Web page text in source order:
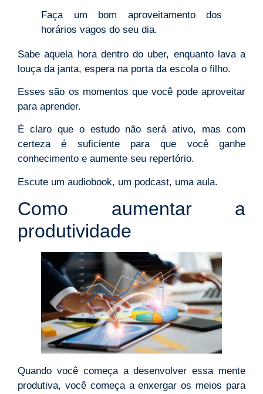
Faça um bom aproveitamento dos
horários vagos do seu dia.
Sabe aquela hora dentro do uber, enquanto lava a
louça da janta, espera na porta da escola o filho.
Esses são os momentos que você pode aproveitar
para aprender.
É claro que o estudo não será ativo, mas com
certeza é suficiente para que você ganhe
conhecimento e aumente seu repertório.
Escute um audiobook, um podcast, uma aula.
Como aumentar a
produtividade
Quando você começa a desenvolver essa mente
produtiva, você começa a enxergar os meios para